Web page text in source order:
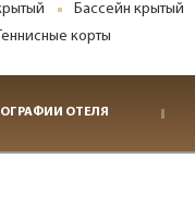
Бассейн крытый
корты
ОТЕЛЯ